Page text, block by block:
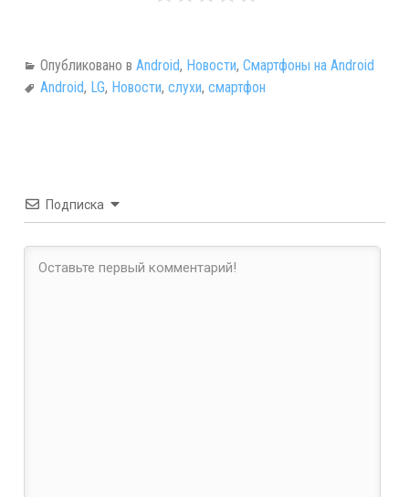
Опубликовано в Android, Новости, Смартфоны на Android
Android, LG, Новости, слухи, смартфон
Подписка